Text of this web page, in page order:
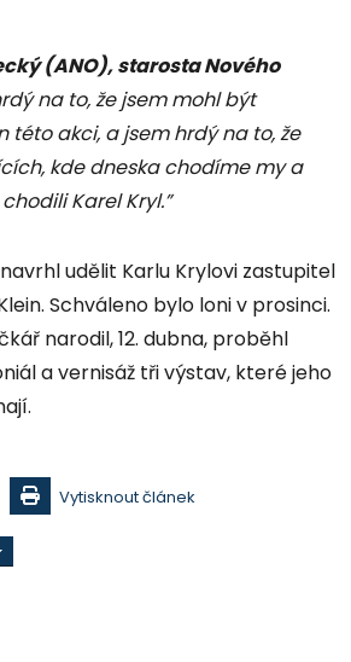
(ANO), starosta Nového
na to, že jsem mohl být
této akci, a jsem hrdý na to, že
kde dneska chodíme my a
Karel Kryl.”
udělit Karlu Krylovi zastupitel
Schváleno bylo loni v prosinci.
narodil, 12. dubna, proběhl
a vernisáž tři výstav, které jeho
Vytisknout článek